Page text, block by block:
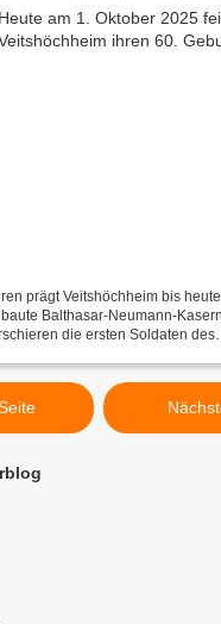
prägt Veitshöchheim bis
Balthasar-Neumann-
die ersten Soldaten des